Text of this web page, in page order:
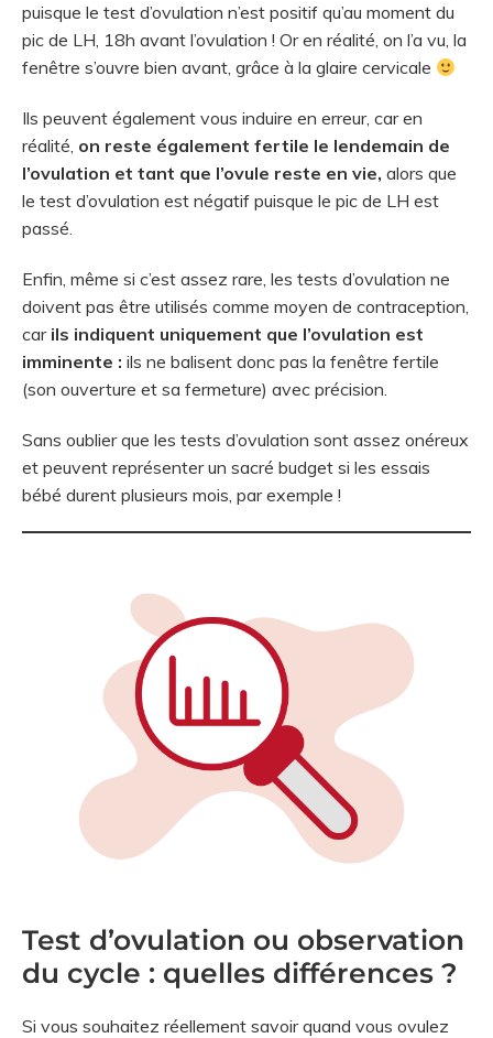
puisque le test d’ovulation n’est positif qu’au moment du
pic de LH, 18h avant l’ovulation ! Or en réalité, on l’a vu, la
fenêtre s’ouvre bien avant, grâce à la glaire cervicale
Ils peuvent également vous induire en erreur, car en
réalité, on reste également fertile le lendemain de
l’ovulation et tant que l’ovule reste en vie, alors que
le test d’ovulation est négatif puisque le pic de LH est
passé.
Enfin, même si c’est assez rare, les tests d’ovulation ne
doivent pas être utilisés comme moyen de contraception,
carils indiquent uniquement que l’ovulation est
imminente : ils ne balisent donc pas la fenêtre fertile
(son ouverture et sa fermeture) avec précision.
Sans oublier que les tests d’ovulation sont assez onéreux
et peuvent représenter un sacré budget si les essais
bébé durent plusieurs mois, par exemple !
Test d’ovulation ou observation
du cycle : quelles différences ?
Si vous souhaitez réellement savoir quand vous ovulez